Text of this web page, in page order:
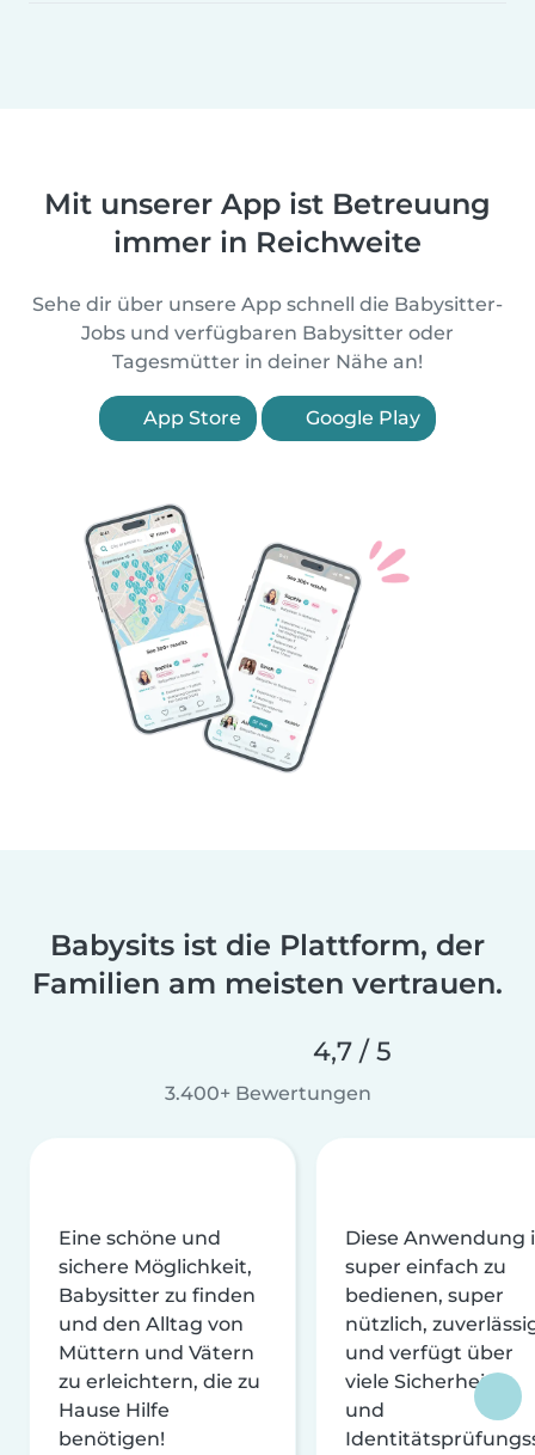
Mit unserer App ist Betreuung
immer in Reichweite
Sehe dir über unsere App schnell die Babysitter-
Jobs und verfügbaren Babysitter oder
Tagesmütter in deiner Nähe an!
App Store Google Play
Babysits ist die Plattform, der
Familien am meisten vertrauen.
4,7 / 5
3.400+ Bewertungen
Eine schöne und
sichere Möglichkeit,
Babysitter zu finden
und den Alltag von
Müttern und Vätern
zu erleichtern, die zu
Hause Hilfe
benötigen!
Diese Anwendung
super einfach zu
bedienen, super
nützlich,
und verfügt über
viele Sicherheits-
und